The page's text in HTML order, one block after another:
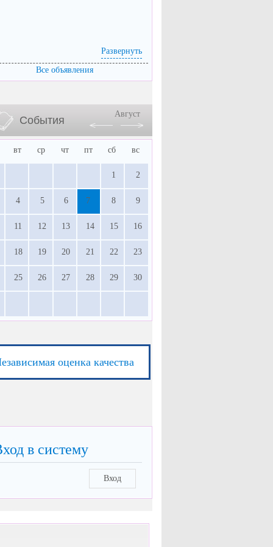
Развернуть
Все объявления
События
Август
вт ср чт пт сб вс
1 2
4 5 6 7 8 9
11 12 13 14 15 16
18 19 20 21 22 23
25 26 27 28 29 30
оценка качества
в систему
Вход